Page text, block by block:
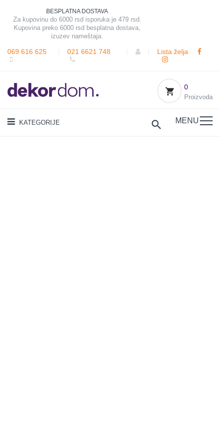
BESPLATNA DOSTAVA
Za kupovinu do 6000 rsd isporuka je 479 rsd.
Kupovina preko 6000 rsd besplatna dostava,
izuzev nameštaja.
069 616 625 021 6621 748 Lista želja
0
Proizvoda
KATEGORIJE MENU